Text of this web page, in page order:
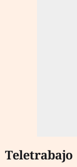
Teletrabajo